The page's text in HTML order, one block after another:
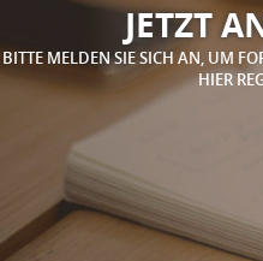
JETZT
BITTE MELDEN SIE SICH AN, UM
HIER